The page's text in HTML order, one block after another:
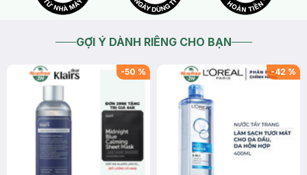
GỢI Ý DÀNH RIÊNG CHO BẠN
-50 % -42 %